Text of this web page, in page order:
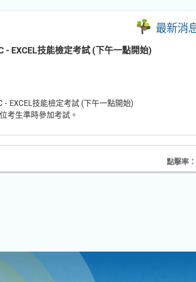
最新消
- EXCEL技能檢定考試 (下午一點開始)
EXCEL技能檢定考試 (下午一點開始)
生準時參加考試。
點擊率：